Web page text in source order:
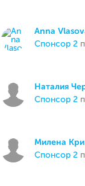
Anna
спонсор 2
Наталия
спонсор 2
Милена
спонсор 2